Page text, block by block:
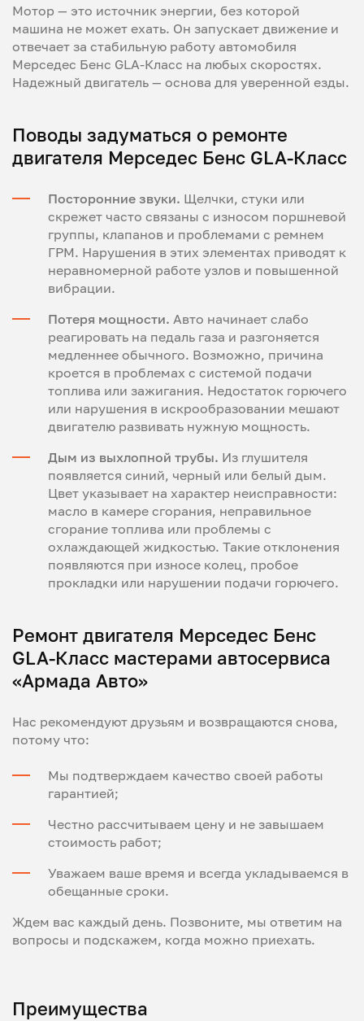
Мотор — это источник энергии, без которой
машина не может ехать. Он запускает движение и
отвечает за стабильную работу автомобиля
Мерседес Бенс GLA-Класс на любых скоростях.
Надежный двигатель — основа для уверенной езды.
Поводы задуматься о ремонте
двигателя Мерседес Бенс GLA-Класс
Посторонние звуки. Щелчки, стуки или
скрежет часто связаны с износом поршневой
группы, клапанов и проблемами с ремнем
ГРМ. Нарушения в этих элементах приводят к
неравномерной работе узлов и повышенной
вибрации.
Потеря мощности. Авто начинает слабо
реагировать на педаль газа и разгоняется
медленнее обычного. Возможно, причина
кроется в проблемах с системой подачи
топлива или зажигания. Недостаток горючего
или нарушения в искрообразовании мешают
двигателю развивать нужную мощность.
Дым из выхлопной трубы. Из глушителя
появляется синий, черный или белый дым.
Цвет указывает на характер неисправности:
масло в камере сгорания, неправильное
сгорание топлива или проблемы с
охлаждающей жидкостью. Такие отклонения
появляются при износе колец, пробое
прокладки или нарушении подачи горючего.
Ремонт двигателя Мерседес Бенс
GLA-Класс мастерами автосервиса
«Армада Авто»
Нас рекомендуют друзьям и возвращаются снова,
потому что:
Мы подтверждаем качество своей работы
гарантией;
Честно рассчитываем цену и не завышаем
стоимость работ;
Уважаем ваше время и всегда укладываемся в
обещанные сроки.
Ждем вас каждый день. Позвоните, мы ответим на
вопросы и подскажем, когда можно приехать.
Преимущества